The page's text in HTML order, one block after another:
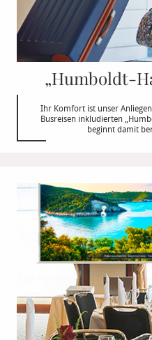
„Humboldt-
Ihr Komfort ist unser
Busreisen inkludierten
beginnt damit